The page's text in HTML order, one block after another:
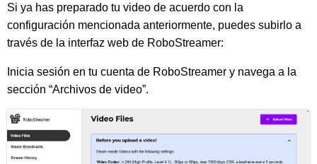
Si ya has preparado tu video de acuerdo con la
configuración mencionada anteriormente, puedes subirlo a
través de la interfaz web de RoboStreamer:
Inicia sesión en tu cuenta de RoboStreamer y navega a la
sección “Archivos de video”.